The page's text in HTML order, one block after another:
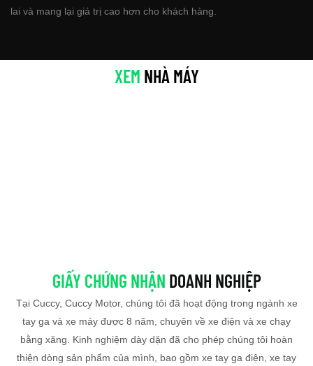
lai và mang lại giá trị cao hơn cho khách hàng.
XEM NHÀ MÁY
GIẤY CHỨNG NHẬN DOANH NGHIỆP
Tại Cuccy, Cuccy Motor, chúng tôi đã hoạt động trong ngành xe
tay ga và xe máy được 8 năm, chuyên về xe điện và xe chạy
bằng xăng. Kinh nghiệm dày dặn đã cho phép chúng tôi hoàn
thiện dòng sản phẩm của mình, bao gồm xe tay ga điện, xe tay